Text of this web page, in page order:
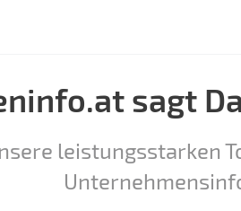
sagt
leistungsstarken